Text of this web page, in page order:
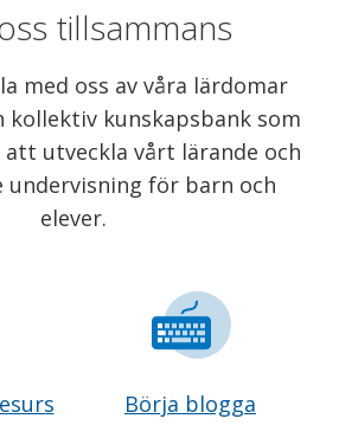
tillsammans
med oss av våra lärdomar
kollektiv kunskapsbank som
utveckla vårt lärande och
undervisning för barn och
elever.
Börja blogga